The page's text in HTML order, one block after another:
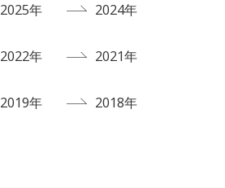
2025年 2024年
2022年 2021年
2019年 2018年